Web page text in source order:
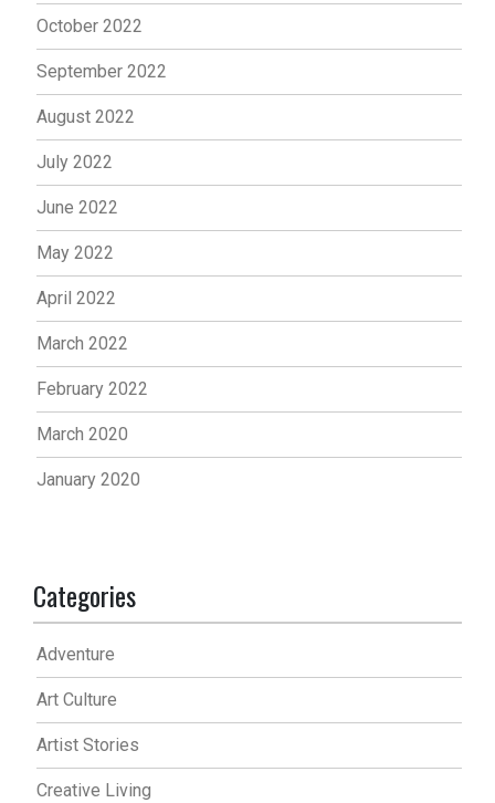
October 2022
September 2022
August 2022
July 2022
June 2022
May 2022
April 2022
March 2022
February 2022
March 2020
January 2020
Categories
Adventure
Art Culture
Artist Stories
Creative Living